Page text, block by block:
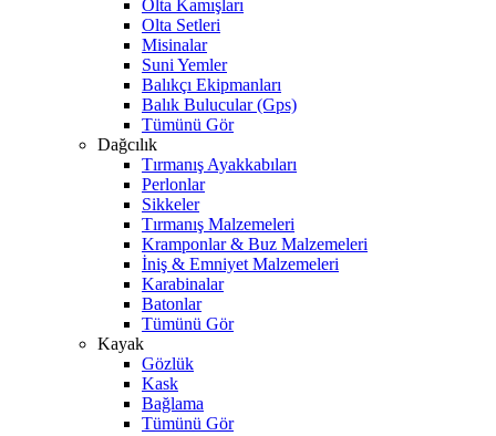
Olta Kamışları
Olta Setleri
Misinalar
Suni Yemler
Balıkçı Ekipmanları
Balık Bulucular (Gps)
Tümünü Gör
Dağcılık
Tırmanış Ayakkabıları
Perlonlar
Sikkeler
Tırmanış Malzemeleri
Kramponlar & Buz Malzemeleri
İniş & Emniyet Malzemeleri
Karabinalar
Batonlar
Tümünü Gör
Kayak
Gözlük
Kask
Bağlama
Tümünü Gör